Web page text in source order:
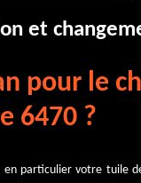
et
pour le
6470 ?
particulier votre tuile